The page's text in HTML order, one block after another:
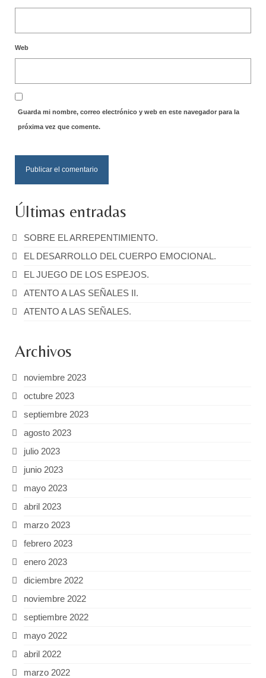
Web
Guarda mi nombre, correo electrónico y web en este navegador para la
próxima vez que comente.
Últimas entradas
SOBRE EL ARREPENTIMIENTO.
EL DESARROLLO DEL CUERPO EMOCIONAL.
EL JUEGO DE LOS ESPEJOS.
ATENTO A LAS SEÑALES II.
ATENTO A LAS SEÑALES.
Archivos
noviembre 2023
octubre 2023
septiembre 2023
agosto 2023
julio 2023
junio 2023
mayo 2023
abril 2023
marzo 2023
febrero 2023
enero 2023
diciembre 2022
noviembre 2022
septiembre 2022
mayo 2022
abril 2022
marzo 2022